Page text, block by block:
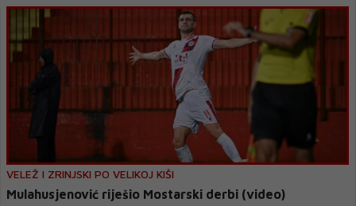
VELEŽ I ZRINJSKI PO VELIKOJ KIŠI
Mulahusjenović riješio Mostarski derbi (video)